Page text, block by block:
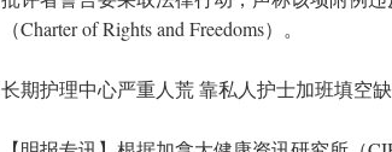
（Charter of Rights and Freedoms）。
长期护理中心严重人荒 靠私人护士加班填空缺